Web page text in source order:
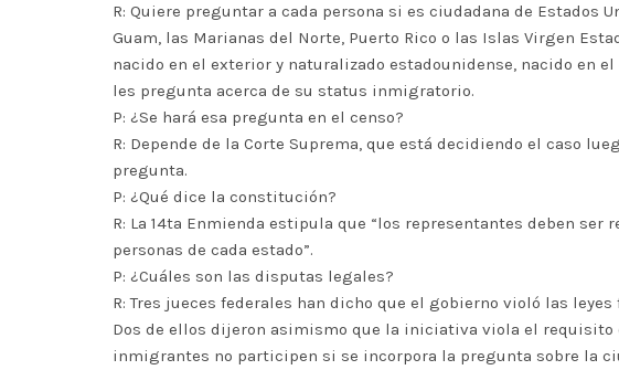
R: Quiere preguntar a cada persona si es ciudadana de Estados
Guam, las Marianas del Norte, Puerto Rico o las Islas Virgen
nacido en el exterior y naturalizado estadounidense, nacido en
les pregunta acerca de su status inmigratorio.
P: ¿Se hará esa pregunta en el censo?
R: Depende de la Corte Suprema, que está decidiendo el caso
pregunta.
P: ¿Qué dice la constitución?
R: La 14ta Enmienda estipula que “los representantes deben
personas de cada estado”.
P: ¿Cuáles son las disputas legales?
R: Tres jueces federales han dicho que el gobierno violó las
Dos de ellos dijeron asimismo que la iniciativa viola el
inmigrantes no participen si se incorpora la pregunta sobre la